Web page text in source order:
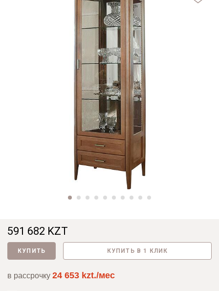
591 682 KZT
КУПИТЬ КУПИТЬ В 1 КЛИК
в рассрочку 24 653 kzt./мес